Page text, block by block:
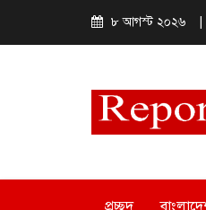
৮ আগস্ট ২০২৬
প্রচ্ছদ